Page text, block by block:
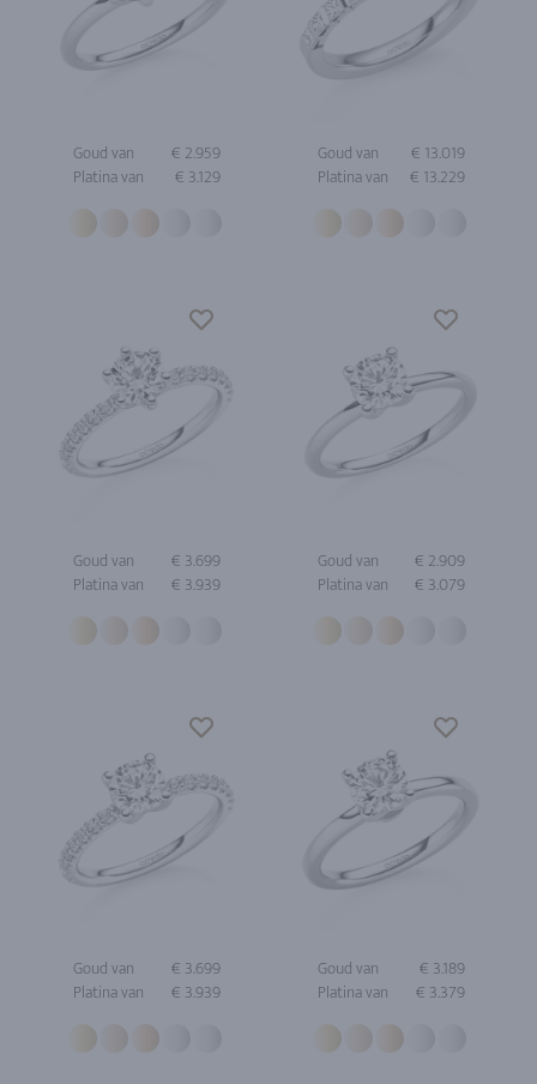
Goud van
€ 2.959
Platina van
€ 3.129
Goud van
€ 13.019
Platina van
€ 13.229
Goud van
€ 3.699
Platina van
€ 3.939
Goud van
€ 2.909
Platina van
€ 3.079
Goud van
€ 3.699
Platina van
€ 3.939
Goud van
€ 3.189
Platina van
€ 3.379